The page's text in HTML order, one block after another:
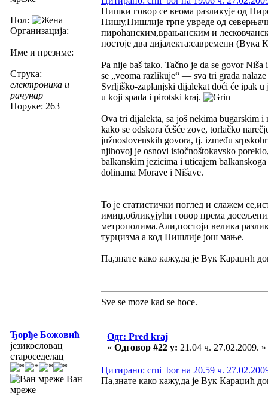
Пол:
Организација:
Име и презиме:
Струка:
електроника и
рачунар
Поруке: 263
Нишки говор се веома разликује од
Нишу,Нишлије трпе увреде од
пироћанским,врањанским и
постоје два дијалекта:савремени
Pa nije baš tako. Tačno je da se govor
se „veoma razlikuje“ — sva tri grada
Svrljiško-zaplanjski dijalekat doći će ipak
u koji spada i pirotski kraj.
Ova tri dijalekta, sa još nekima bugarskim
kako se odskora češće zove, torlačko
južnoslovenskih govora, tj. između
njihovoj je osnovi istočnoštokavsko
balkanskim jezicima i uticajem
dolinama Morave i Nišave.
То је статистички поглед и слажем
имиџ,обликујући говор према
метрополима.Али,постоји велика
турцизма а код Нишлије још мање.
Па,знате како кажу,да је Вук Караџић
Sve se moze kad se hoce.
Ђорђе Божовић
језикословац
староседелац
Ван
мреже
Одг: Pred kraj
« Одговор #22 у: 21.04 ч. 27.02.2009. »
Цитирано: crni_bor на 20.59 ч.
Па,знате како кажу,да је Вук Караџић